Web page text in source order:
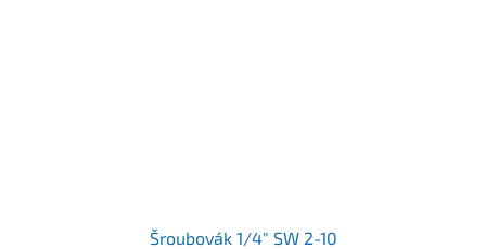
Šroubovák 1/4" SW 2-10